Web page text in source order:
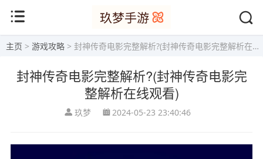
主页 > 游戏攻略 > 封神传奇电影完整解析?(封神传奇电影完整解析在线观看)
封神传奇电影完整解析?(封神传奇电影完
整解析在线观看)
玖梦 2024-05-23 23:40:46